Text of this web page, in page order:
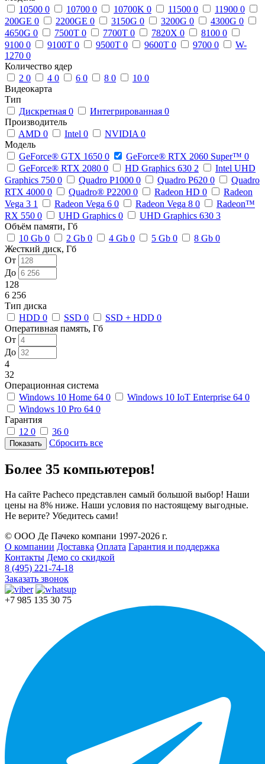
10500 0 10700 0 10700K 0 11500 0 11900 0
200GE 0 2200GE 0 3150G 0 3200G 0 4300G 0
4650G 0 7500T 0 7700T 0 7820X 0 8100 0
9100 0 9100T 0 9500T 0 9600T 0 9700 0
W-
1270 0
Количество ядер
2 0 4 0 6 0 8 0 10 0
Видеокарта
Тип
Дискретная 0 Интегрированная 0
Производитель
AMD 0 Intel 0 NVIDIA 0
Модель
GeForce® GTX 1650 0 GeForce® RTX 2060 Super™ 0
GeForce® RTX 2080 0 HD Graphics 630 2
Intel UHD
Graphics 750 0 Quadro P1000 0 Quadro P620 0
Quadro
RTX 4000 0 Quadro® P2200 0 Radeon HD 0
Radeon
Vega 3 1 Radeon Vega 6 0 Radeon Vega 8 0
Radeon™
RX 550 0 UHD Graphics 0 UHD Graphics 630 3
Объём памяти, Гб
10 Gb 0 2 Gb 0 4 Gb 0 5 Gb 0 8 Gb 0
Жесткий диск, Гб
От
До
128
6 256
Тип диска
HDD 0 SSD 0 SSD + HDD 0
Оперативная память, Гб
От
До
4
32
Операционная система
Windows 10 Home 64 0 Windows 10 IoT Enterprise 64 0
Windows 10 Pro 64 0
Гарантия
12 0 36 0
Сбросить все
Более 35 компьютеров!
На сайте Pacheco представлен самый большой выбор! Наши
цены на 8% ниже. Наши условия по настоящему выгодные.
Не верите? Убедитесь сами!
© ООО Де Пачеко компани 1997-2026 г.
О компании Доставка Оплата Гарантия и поддержка
Контакты Демо со скидкой
8 (495) 221-74-18
Заказать звонок
+7 985 135 30 75